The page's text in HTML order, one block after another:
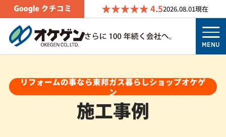
4.52026.08.01現在
MENU
リフォームの事なら東邦ガス暮らしショップオケゲ
ン
施工事例